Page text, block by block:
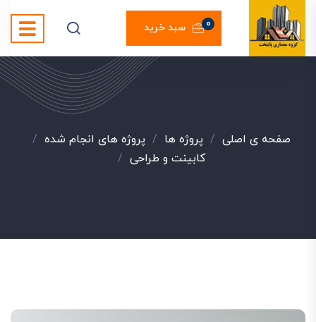
سبد خرید 0
صفحه ی اصلی / پروژه ها / پروژه های انجام شده /
کابینت و طراحی /